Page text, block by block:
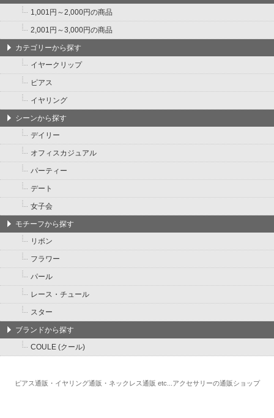
1,001円～2,000円の商品
2,001円～3,000円の商品
カテゴリーから探す
イヤークリップ
ピアス
イヤリング
シーンから探す
デイリー
オフィスカジュアル
パーティー
デート
女子会
モチーフから探す
リボン
フラワー
パール
レース・チュール
スター
ブランドから探す
COULE (クール)
ピアス通販・イヤリング通販・ネックレス通販 etc...アクセサリーの通販ショップ